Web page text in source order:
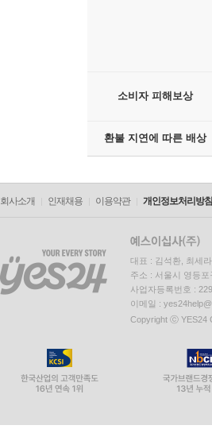
소비자 피해보상
환불 지연에 따른 배상
회사소개 인재채용 이용약관 개인정보처리방침
대표 : 김석환, 최세라
주소 : 서울시 영등
사업자등록번호 :
이메일 :
Copyright ⓒ YES24